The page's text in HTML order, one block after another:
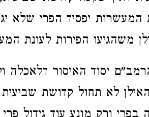
המעשרות יפסיד הפרי שלא
משהגיעו הפירות לעונת
יסוד האיסור דלאכלה
לא תחול קדושת